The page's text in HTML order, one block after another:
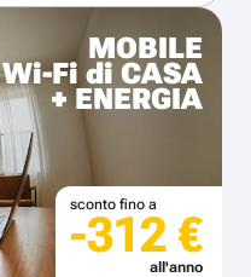
MOBILE
Fi di CASA
+ ENERGIA
sconto fino a
-312 €
all'anno